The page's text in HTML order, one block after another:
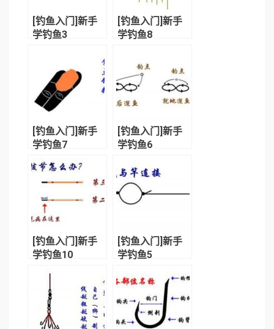
[钓鱼入门]新手
学钓鱼3
[钓鱼入门]新手
学钓鱼8
[钓鱼入门]新手
学钓鱼7
[钓鱼入门]新手
学钓鱼6
[钓鱼入门]新手
学钓鱼10
[钓鱼入门]新手
学钓鱼5